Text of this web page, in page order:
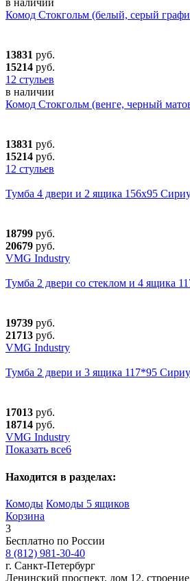
в наличии
Комод Стокгольм (белый, серый
13831 руб.
15214 руб.
12 стульев
в наличии
Комод Стокгольм (венге, черный
13831 руб.
15214 руб.
12 стульев
Тумба 4 двери и 2 ящика 156х95
18799 руб.
20679 руб.
VMG Industry
Тумба 2 двери со стеклом и 4 ящика
19739 руб.
21713 руб.
VMG Industry
Тумба 2 двери и 3 ящика 117*95
17013 руб.
18714 руб.
VMG Industry
Показать все6
Находится в разделах:
Комоды Комоды 5 ящиков
Корзина
3
Бесплатно по России
8 (812) 981-30-40
г. Санкт-Петербург
Ленинский проспект, дом 12,